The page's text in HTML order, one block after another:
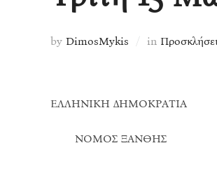
by DimosMykis in
ΕΛΛΗΝΙΚΗ ΔΗΜΟΚΡΑΤΙΑ
ΝΟΜΟΣ